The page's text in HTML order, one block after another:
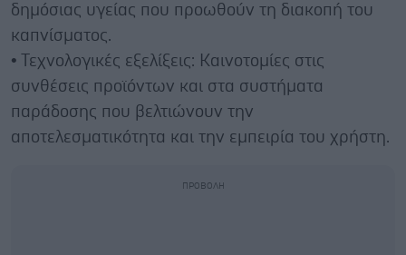
δημόσιας υγείας που προωθούν τη διακοπή του
καπνίσματος.
• Τεχνολογικές εξελίξεις: Καινοτομίες στις
συνθέσεις προϊόντων και στα συστήματα
παράδοσης που βελτιώνουν την
αποτελεσματικότητα και την εμπειρία του χρήστη.